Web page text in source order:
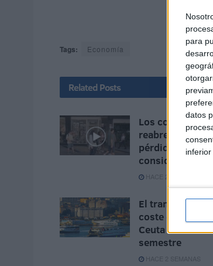
para
datos
Tags: Economía
Related Posts
Los comercios
reabren, pero
pérdidas
considerables"
HACE 2 DÍAS
El transporte
coste de la vida
Ceuta durante
semestre
HACE 2 SEMANAS